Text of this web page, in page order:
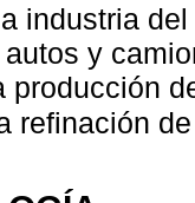
industria
y
producción
refinación